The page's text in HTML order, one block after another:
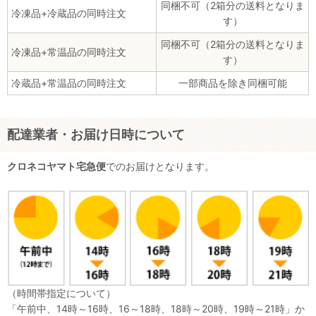
冷凍品+冷蔵品の同時注文
同梱不可（2箱分の送料となりま
す）
冷凍品+常温品の同時注文
同梱不可（2箱分の送料となりま
す）
冷蔵品+常温品の同時注文
一部商品を除き同梱可能
配達業者・お届け日時について
クロネコヤマト宅急便でのお届けとなります。
（時間帯指定について）
「午前中、14時～16時、16～18時、18時～20時、19時～21時」か